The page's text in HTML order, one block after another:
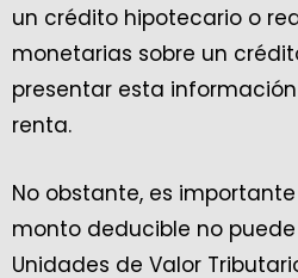
un crédito hipotecario o
monetarias sobre un
presentar esta
renta.
No obstante, es
monto deducible no puede
Unidades de Valor